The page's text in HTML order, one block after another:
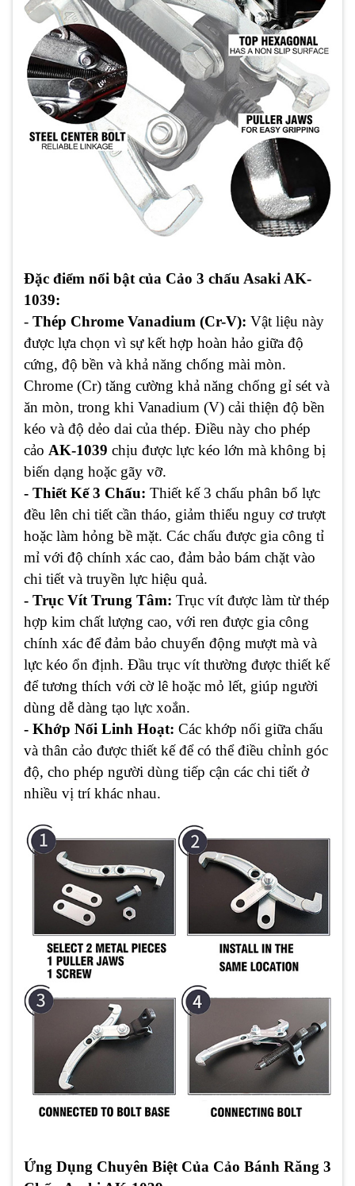
Đặc điểm nổi bật của Cảo 3 chấu Asaki AK-
1039:
- Thép Chrome Vanadium (Cr-V): Vật liệu này
được lựa chọn vì sự kết hợp hoàn hảo giữa độ
cứng, độ bền và khả năng chống mài mòn.
Chrome (Cr) tăng cường khả năng chống gỉ sét và
ăn mòn, trong khi Vanadium (V) cải thiện độ bền
kéo và độ dẻo dai của thép. Điều này cho phép
cảo AK-1039 chịu được lực kéo lớn mà không bị
biến dạng hoặc gãy vỡ.
- Thiết Kế 3 Chấu: Thiết kế 3 chấu phân bổ lực
đều lên chi tiết cần tháo, giảm thiểu nguy cơ trượt
hoặc làm hỏng bề mặt. Các chấu được gia công tỉ
mỉ với độ chính xác cao, đảm bảo bám chặt vào
chi tiết và truyền lực hiệu quả.
- Trục Vít Trung Tâm: Trục vít được làm từ thép
hợp kim chất lượng cao, với ren được gia công
chính xác để đảm bảo chuyển động mượt mà và
lực kéo ổn định. Đầu trục vít thường được thiết kế
để tương thích với cờ lê hoặc mỏ lết, giúp người
dùng dễ dàng tạo lực xoắn.
- Khớp Nối Linh Hoạt: Các khớp nối giữa chấu
và thân cảo được thiết kế để có thể điều chỉnh góc
độ, cho phép người dùng tiếp cận các chi tiết ở
nhiều vị trí khác nhau.
Ứng Dụng Chuyên Biệt Của Cảo Bánh Răng 3